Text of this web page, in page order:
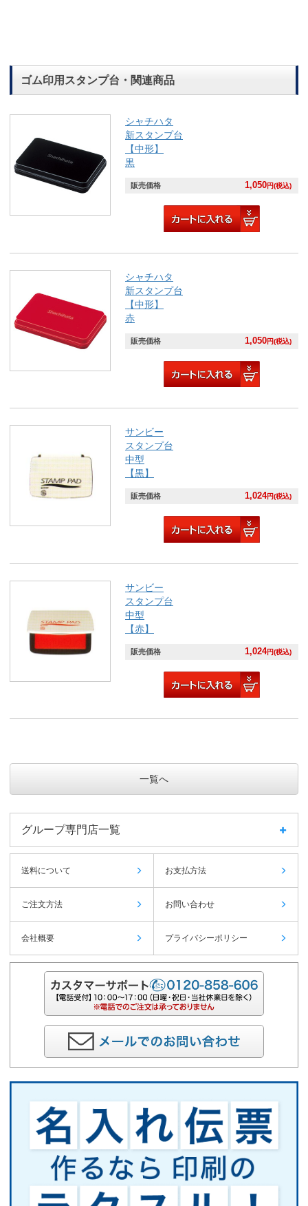
ゴム印用スタンプ台・関連商品
シャチハタ
新スタンプ台
【中形】
黒
販売価格 1,050円(税込)
シャチハタ
新スタンプ台
【中形】
赤
販売価格 1,050円(税込)
サンビー
スタンプ台
中型
【黒】
販売価格 1,024円(税込)
サンビー
スタンプ台
中型
【赤】
販売価格 1,024円(税込)
一覧へ
グループ専門店一覧
送料について お支払方法
ご注文方法 お問い合わせ
会社概要 プライバシーポリシー